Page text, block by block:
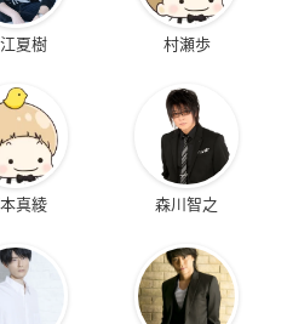
夏樹 村瀬歩
真綾 森川智之